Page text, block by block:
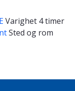
Varighet 4 timer
Sted og rom